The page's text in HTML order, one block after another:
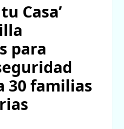
Casa’
para
30 familias